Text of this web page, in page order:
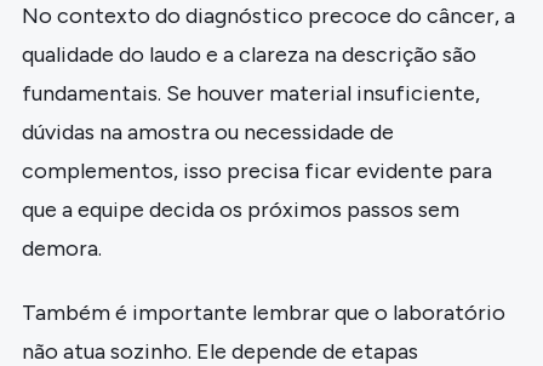
No contexto do diagnóstico precoce do câncer, a
qualidade do laudo e a clareza na descrição são
fundamentais. Se houver material insuficiente,
dúvidas na amostra ou necessidade de
complementos, isso precisa ficar evidente para
que a equipe decida os próximos passos sem
demora.
Também é importante lembrar que o laboratório
não atua sozinho. Ele depende de etapas